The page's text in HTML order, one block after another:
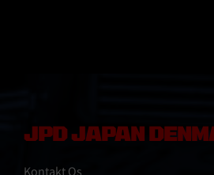
JPD JAPAN